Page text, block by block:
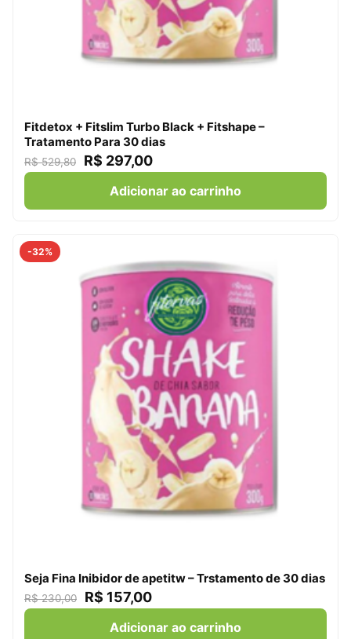
Fitdetox + Fitslim Turbo Black + Fitshape –
Tratamento Para 30 dias
R$529,80 R$ 297,00
Adicionar ao carrinho
-32%
Seja Fina Inibidor de apetitw – Trstamento de 30 dias
R$230,00 R$ 157,00
Adicionar ao carrinho